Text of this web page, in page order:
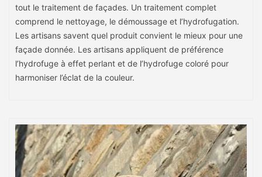
tout le traitement de façades. Un traitement complet
comprend le nettoyage, le démoussage et l’hydrofugation.
Les artisans savent quel produit convient le mieux pour une
façade donnée. Les artisans appliquent de préférence
l’hydrofuge à effet perlant et de l’hydrofuge coloré pour
harmoniser l’éclat de la couleur.